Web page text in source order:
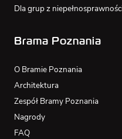
Dla grup z
Brama Poznania
O Bramie Poznania
Architektura
Zespół Bramy Poznania
Nagrody
FAQ